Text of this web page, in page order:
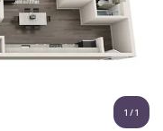
French
1 /1